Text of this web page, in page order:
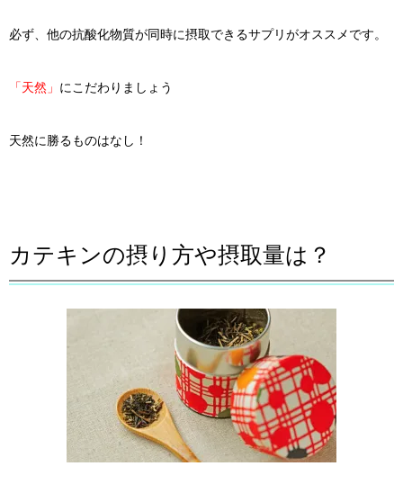
必ず、他の抗酸化物質が同時に摂取できるサプリがオススメです。
「天然」 にこだわりましょう
天然に勝るものはなし！
カテキンの摂り方や摂取量は？